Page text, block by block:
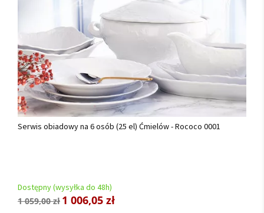
Serwis obiadowy na 6 osób (25 el) Ćmielów - Rococo 0001
Dostępny (wysyłka do 48h)
1 059,00 zł 1 006,05 zł